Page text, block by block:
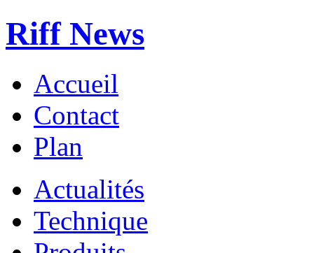
Riff News
Accueil
Contact
Plan
Actualités
Technique